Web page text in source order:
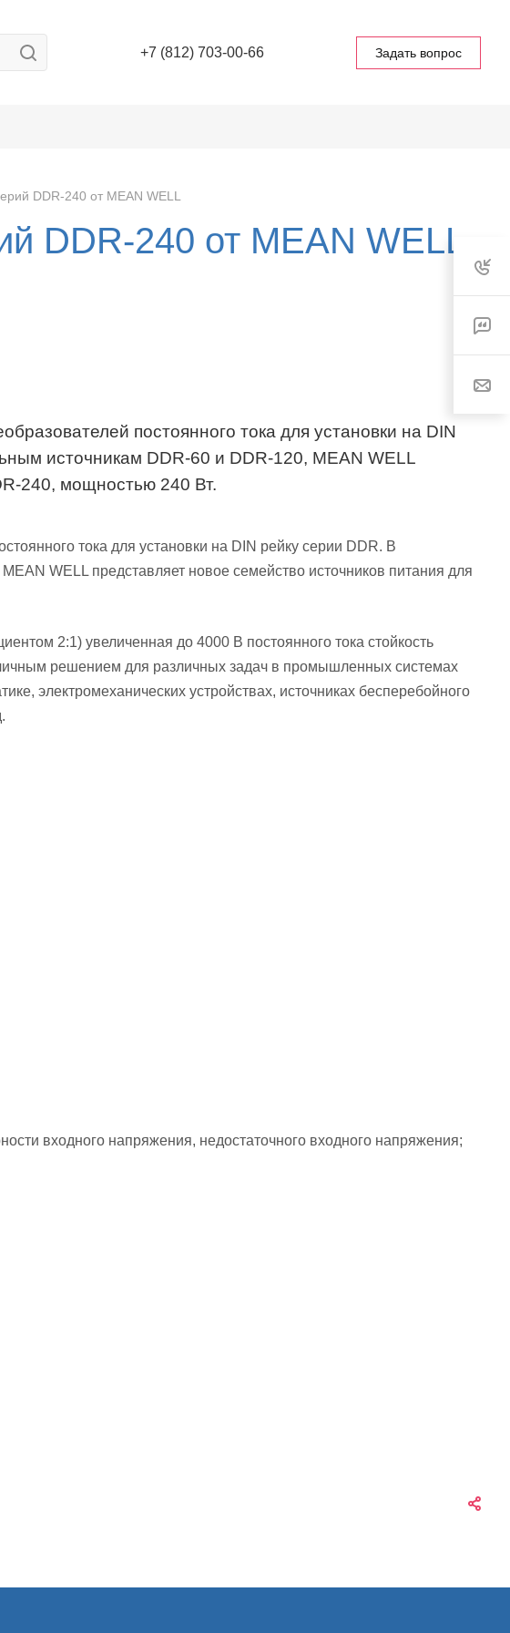
+7 (812) 703-00-66 Задать вопрос
DDR-240 от MEAN WELL
DDR-240 от MEAN WELL
постоянного тока для установки на DIN
источникам DDR-60 и DDR-120, MEAN WELL
240, мощностью 240 Вт.
тока для установки на DIN рейку серии DDR. В
WELL представляет новое семейство источников питания для
2:1) увеличенная до 4000 В постоянного тока стойкость
решением для различных задач в промышленных системах
электромеханических устройствах, источниках бесперебойного
входного напряжения, недостаточного входного напряжения;